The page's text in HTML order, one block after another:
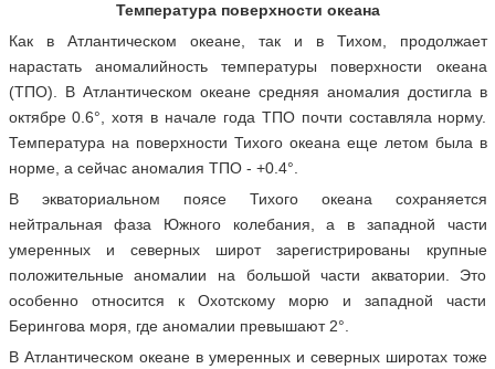
Температура поверхности океана
Как в Атлантическом океане, так и в Тихом, продолжает
нарастать аномалийность температуры поверхности океана
(ТПО). В Атлантическом океане средняя аномалия достигла в
октябре 0.6°, хотя в начале года ТПО почти составляла норму.
Температура на поверхности Тихого океана еще летом была в
норме, а сейчас аномалия ТПО - +0.4°.
В экваториальном поясе Тихого океана сохраняется
нейтральная фаза Южного колебания, а в западной части
умеренных и северных широт зарегистрированы крупные
положительные аномалии на большой части акватории. Это
особенно относится к Охотскому морю и западной части
Берингова моря, где аномалии превышают 2°.
В Атлантическом океане в умеренных и северных широтах тоже